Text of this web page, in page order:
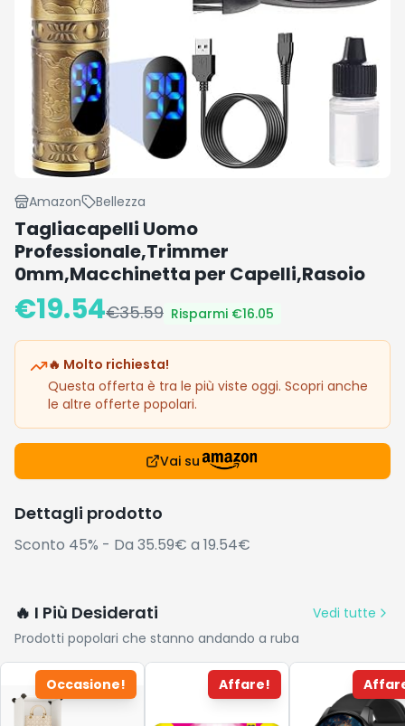
Amazon Bellezza
Tagliacapelli Uomo
Professionale,Trimmer
0mm,Macchinetta per Capelli,Rasoio
€19.54€35.59 Risparmi €16.05
🔥 Molto richiesta!
Questa offerta è tra le più viste oggi. Scopri anche
le altre offerte popolari.
Vai su
Dettagli prodotto
Sconto 45% - Da 35.59€ a 19.54€
🔥 I Più Desiderati
Vedi tutte
Prodotti popolari che stanno andando a ruba
Occasione! Affare!